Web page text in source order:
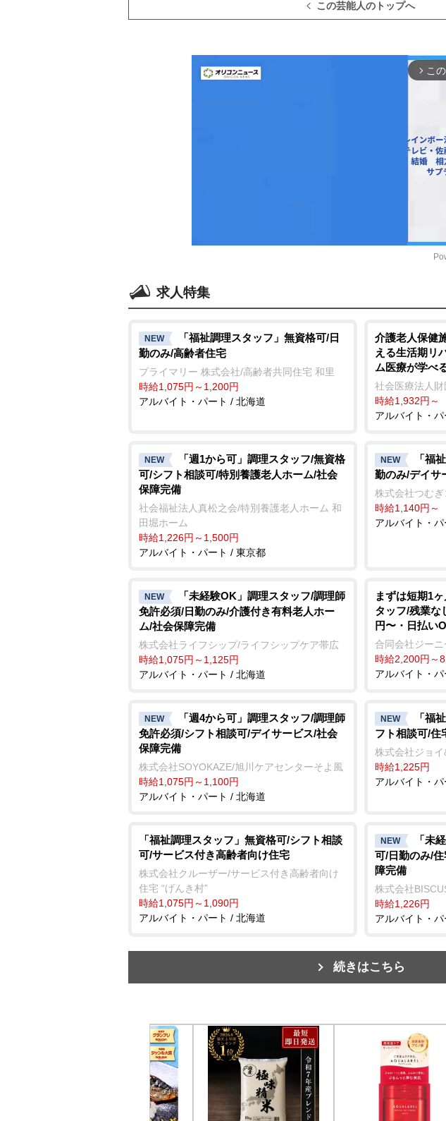
この芸能人のトップへ
arrow_forward_ios こ
求人特集
NEW
「福祉調理スタッフ」無資格可/日
勤のみ/高齢者住宅
プライマリー 株式会社/高齢者共同住宅 和里
時給1,075円～1,200円
アルバイト・パート / 北海道
介護老人保健
える生活期リ
ム医療が学べ
社会医療法人
時給1,932円～
アルバイト・
NEW
「週1から可」調理スタッフ/無資格
可/シフト相談可/特別養護老人ホーム/社会
保障完備
社会福祉法人真松之会/特別養護老人ホーム 和
田堀ホーム
時給1,226円～1,500円
アルバイト・パート / 東京都
NEW
「福
勤のみ/デイサ
株式会社つむ
時給1,140円～
アルバイト・
NEW
「未経験OK」調理スタッフ/調理師
免許必須/日勤のみ/介護付き有料老人ホー
ム/社会保障完備
株式会社ライフシップ/ライフシップケア帯広
時給1,075円～1,125円
アルバイト・パート / 北海道
まずは短期1
タッフ/残業な
円〜・日払い
合同会社ジーニ
時給2,200円～
アルバイト・
NEW
「週4から可」調理スタッフ/調理師
免許必須/シフト相談可/デイサービス/社会
保障完備
株式会社SOYOKAZE/旭川ケアセンターそよ風
時給1,075円～1,100円
アルバイト・パート / 北海道
NEW
「福
フト相談可/住
株式会社ジョ
時給1,225円
アルバイト・
「福祉調理スタッフ」無資格可/シフト相談
可/サービス付き高齢者向け住宅
株式会社クルーザー/サービス付き高齢者向け
住宅 “げんき村”
時給1,075円～1,090円
アルバイト・パート / 北海道
NEW
「未
可/日勤のみ/
障完備
株式会社
時給1,226円
アルバイト・
続きはこちら